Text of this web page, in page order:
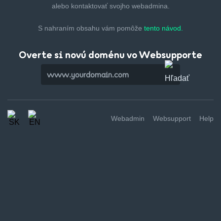
alebo kontaktovať svojho webadmina.
S nahraním obsahu vám pomôže tento návod.
Overte si novú doménu vo Websupporte
Webadmin Websupport Help